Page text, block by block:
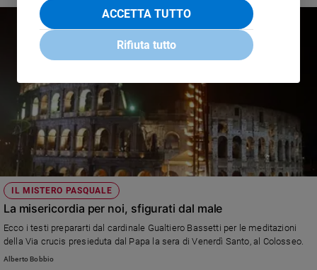
IL MISTERO PASQUALE
La misericordia per noi, sfigurati dal male
Ecco i testi prepararti dal cardinale Gualtiero Bassetti per le meditazioni
della Via crucis presieduta dal Papa la sera di Venerdì Santo, al Colosseo.
Alberto Bobbio
ACCETTA TUTTO
Rifiuta tutto